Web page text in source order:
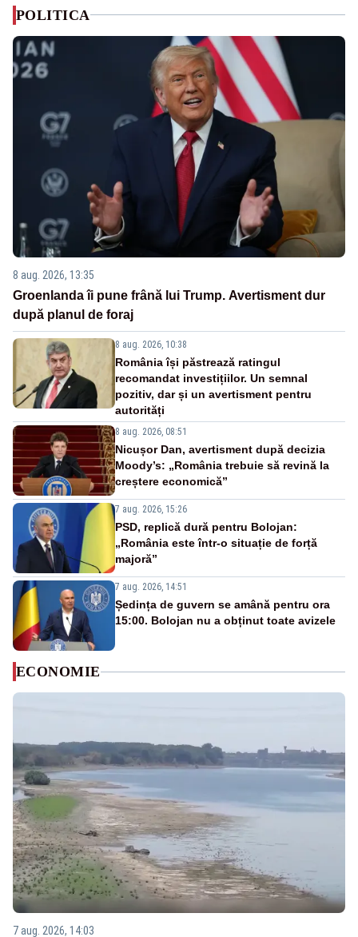
POLITICA
8 aug. 2026, 13:35
Groenlanda îi pune frână lui Trump. Avertisment dur
după planul de foraj
8 aug. 2026, 10:38
România își păstrează ratingul
recomandat investițiilor. Un semnal
pozitiv, dar și un avertisment pentru
autorități
8 aug. 2026, 08:51
Nicușor Dan, avertisment după decizia
Moody’s: „România trebuie să revină la
creștere economică”
7 aug. 2026, 15:26
PSD, replică dură pentru Bolojan:
„România este într-o situație de forță
majoră”
7 aug. 2026, 14:51
Ședința de guvern se amână pentru ora
15:00. Bolojan nu a obținut toate avizele
ECONOMIE
7 aug. 2026, 14:03